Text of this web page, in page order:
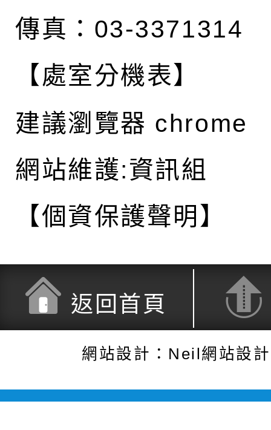
傳真：03-3371314
【處室分機表】
建議瀏覽器 chrome
網站維護:資訊組
【個資保護聲明】
返回首頁
網站設計：Neil網站設